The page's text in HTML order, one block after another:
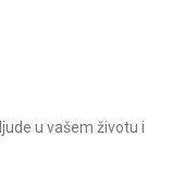
u vašem životu i